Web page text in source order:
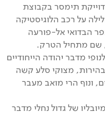
(נקודה מדוייקת תימסר בקבוצת
על רכב הלוגיסטיקה
הבדואי אל-פורעה
שם מתחיל הטרק.
מדבר יהודה הייחודיים
מצוקי סלע קשה
ונוף הרי מואב מעבר
של גדול נחלי מדבר